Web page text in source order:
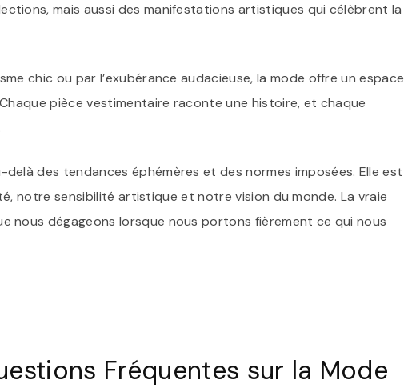
mais aussi des manifestations artistiques qui célèbrent la
chic ou par l’exubérance audacieuse, la mode offre un espace
pièce vestimentaire raconte une histoire, et chaque
des tendances éphémères et des normes imposées. Elle est
notre sensibilité artistique et notre vision du monde. La vraie
nous dégageons lorsque nous portons fièrement ce qui nous
Fréquentes sur la Mode